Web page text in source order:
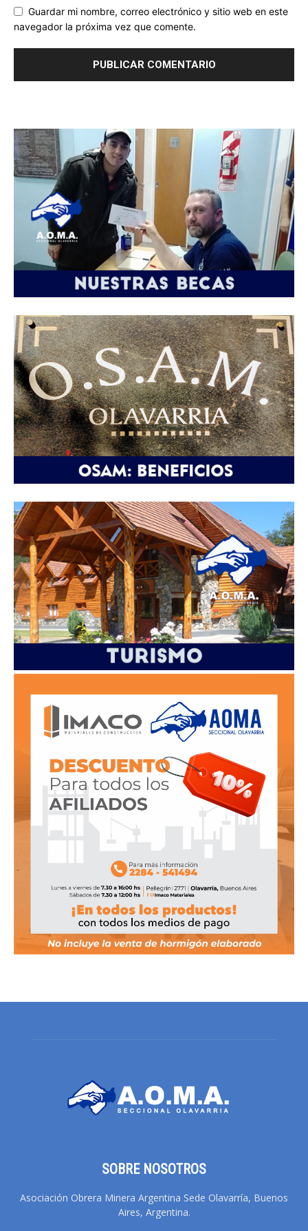
Guardar mi nombre, correo electrónico y sitio web en este
navegador la próxima vez que comente.
SOBRE NOSOTROS
Asociación Obrera Minera Argentina Sede Olavarría, Buenos
Aires, Argentina.